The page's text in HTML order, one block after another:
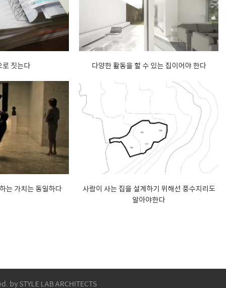
로 짓는다 다양한 활동을 할 수 있는 집이어야 한다
는 가치는 동일하다
사람이 사는 집을 설계하기 위해선 풍수지리도
알아야한다
by STYLE LAB ARCHITECTS